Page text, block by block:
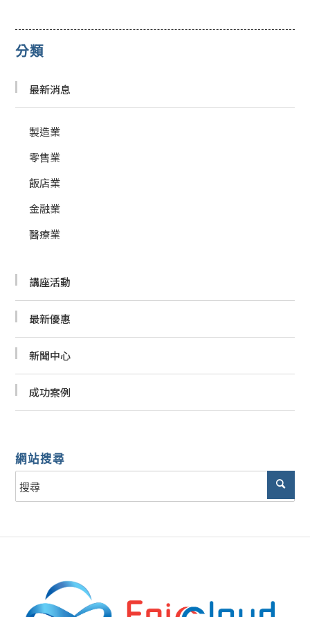
分類
最新消息
製造業
零售業
飯店業
金融業
醫療業
講座活動
最新優惠
新聞中心
成功案例
網站搜尋